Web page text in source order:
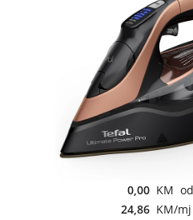
0,00 KM
24,86 KM/